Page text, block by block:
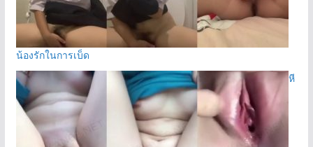
น้องรักในการเบ็ด
หี